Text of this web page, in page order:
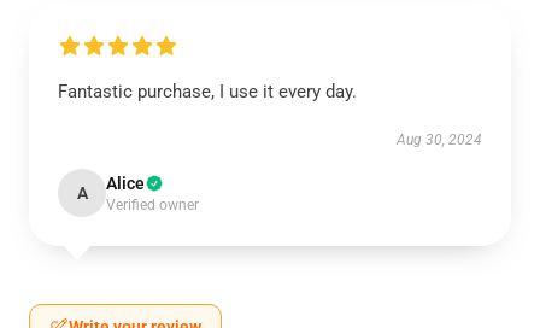
Fantastic purchase, I use it every day.
Aug 30, 2024
A Alice
Verified owner